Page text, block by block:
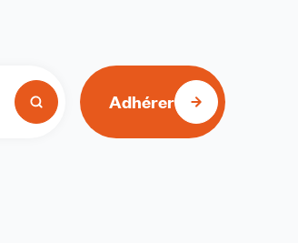
Adhérer